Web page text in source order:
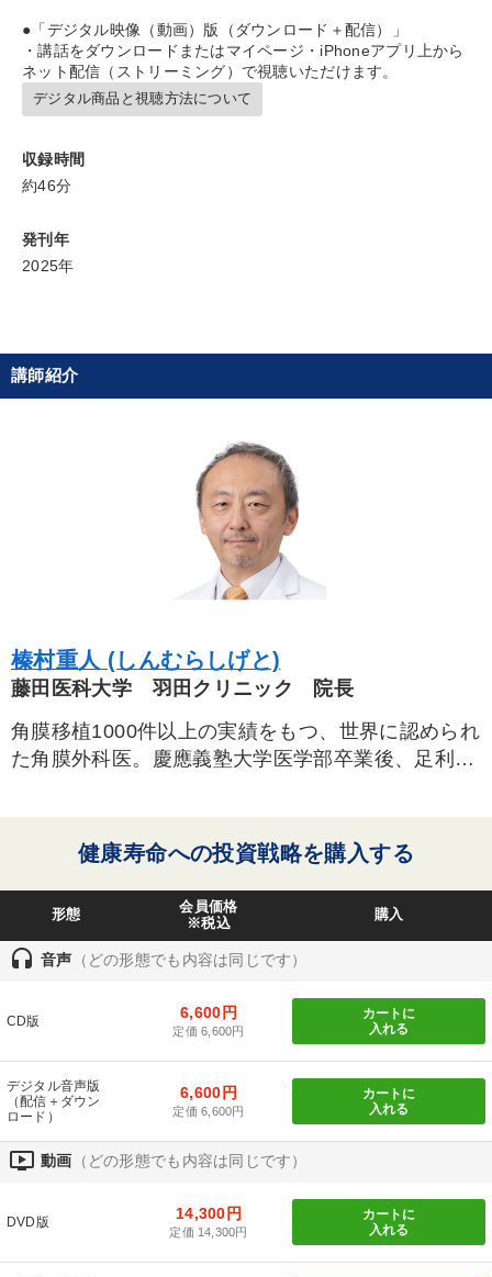
タグ・キーワード
スポーツ関係 成功哲学 賃金制度
コロナ禍対策
企業成長
●「デジタル映像（動画）版（ダウンロード＋配信）」
・講話をダウンロードまたはマイページ・iPhoneアプリ上から
ネット配信（ストリーミング）で視聴いただけます。
デジタル商品と視聴方法について
収録時間
約46分
発刊年
2025年
講師紹介
榛村重人 (しんむらしげと)
藤田医科大学 羽田クリニック 院長
角膜移植1000件以上の実績をもつ、世界に認められ
た角膜外科医。慶應義塾大学医学部卒業後、足利赤
慶應義塾大学医学部眼科学教室准教授、藤田医科大
学教授を歴任。2023年より現職。
健康寿命への投資戦略を購入する
形態
会員価格
※税込
購入
headset 音声 （どの形態でも内容は同じです）
CD版 6,600円
定価 6,600円
カートに
入れる
デジタル音声版
（配信＋ダウン
ロード）
6,600円
定価 6,600円
カートに
入れる
ondemand_video 動画 （どの形態でも内容は同じです）
DVD版 14,300円
定価 14,300円
カートに
入れる